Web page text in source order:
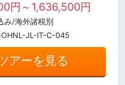
円～1,636,500円
み/海外諸税別
JL-IT-C-045
アーを見る